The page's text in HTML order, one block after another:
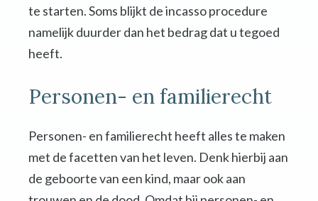
te starten. Soms blijkt de incasso procedure
namelijk duurder dan het bedrag dat u tegoed
heeft.
Personen- en familierecht
Personen- en familierecht heeft alles te maken
met de facetten van het leven. Denk hierbij aan
de geboorte van een kind, maar ook aan